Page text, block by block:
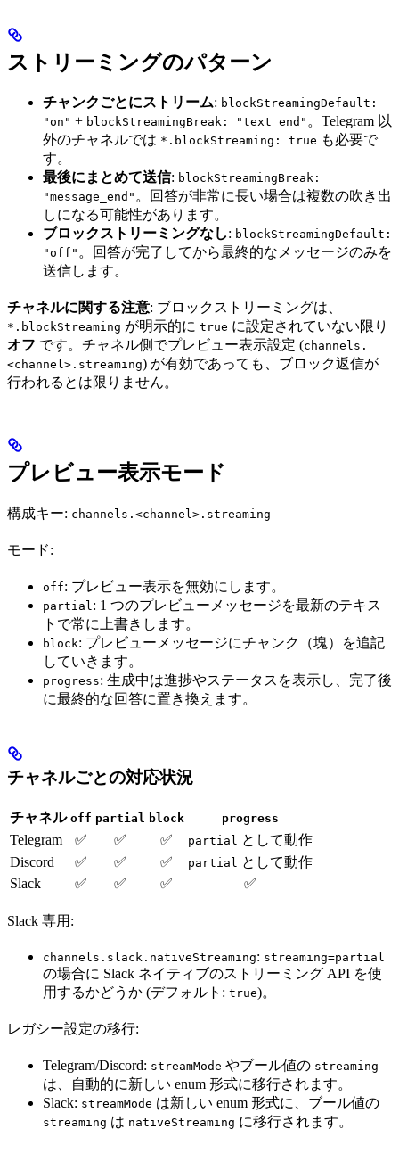
ストリーミングのパターン
チャンクごとにストリーム: blockStreamingDefault:
"on" + blockStreamingBreak: "text_end" 。Telegram 以
外のチャネルでは *.blockStreaming: true も必要で
す。
最後にまとめて送信: blockStreamingBreak:
"message_end" 。回答が非常に長い場合は複数の吹き出
しになる可能性があります。
ブロックストリーミングなし: blockStreamingDefault:
"off" 。回答が完了してから最終的なメッセージのみを
送信します。
チャネルに関する注意: ブロックストリーミングは、
*.blockStreaming が明示的に true に設定されていない限り
オフ です。チャネル側でプレビュー表示設定 (channels.
<channel>.streaming) が有効であっても、ブロック返信が
行われるとは限りません。
プレビュー表示モード
構成キー: channels.<channel>.streaming
モード:
off: プレビュー表示を無効にします。
partial: 1 つのプレビューメッセージを最新のテキス
トで常に上書きします。
block: プレビューメッセージにチャンク（塊）を追記
していきます。
progress: 生成中は進捗やステータスを表示し、完了後
に最終的な回答に置き換えます。
チャネルごとの対応状況
チャネル off partial block progress
Telegram ✅ ✅ ✅ partial として動作
Discord
✅ ✅ ✅ partial として動作
Slack
✅ ✅ ✅ ✅
Slack 専用:
channels.slack.nativeStreaming: streaming=partial
の場合に Slack ネイティブのストリーミング API を使
用するかどうか (デフォルト: true)。
レガシー設定の移行:
Telegram/Discord: streamMode やブール値の streaming
は、自動的に新しい enum 形式に移行されます。
Slack: streamMode は新しい enum 形式に、ブール値の
streaming は nativeStreaming に移行されます。